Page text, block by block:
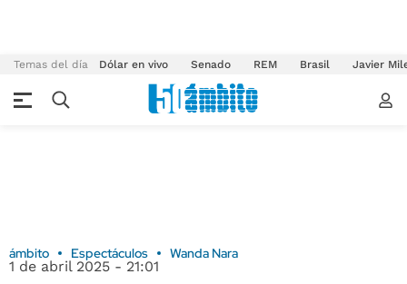
Temas del día Dólar en vivo Senado REM Brasil Javier
ámbito Espectáculos Wanda Nara
1 de abril 2025 - 21:01